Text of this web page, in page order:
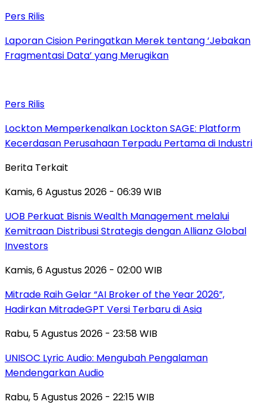
Pers Rilis
Laporan Cision Peringatkan Merek tentang ‘Jebakan
Fragmentasi Data’ yang Merugikan
Pers Rilis
Lockton Memperkenalkan Lockton SAGE: Platform
Kecerdasan Perusahaan Terpadu Pertama di Industri
Berita Terkait
Kamis, 6 Agustus 2026 - 06:39 WIB
UOB Perkuat Bisnis Wealth Management melalui
Kemitraan Distribusi Strategis dengan Allianz Global
Investors
Kamis, 6 Agustus 2026 - 02:00 WIB
Mitrade Raih Gelar “AI Broker of the Year 2026”,
Hadirkan MitradeGPT Versi Terbaru di Asia
Rabu, 5 Agustus 2026 - 23:58 WIB
UNISOC Lyric Audio: Mengubah Pengalaman
Mendengarkan Audio
Rabu, 5 Agustus 2026 - 22:15 WIB